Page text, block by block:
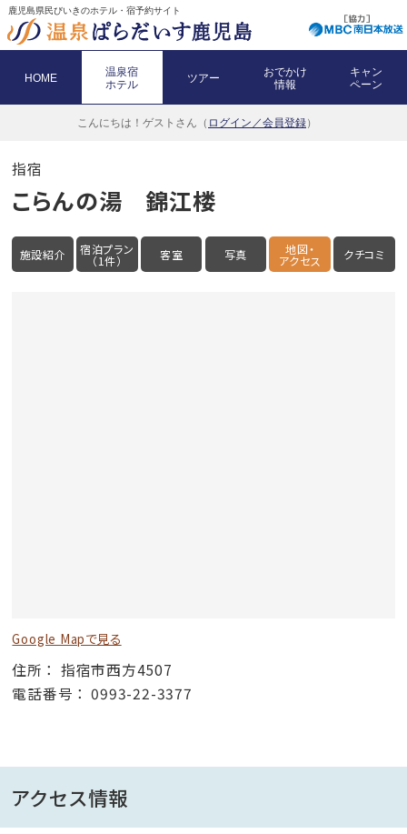
鹿児島県民びいきのホテル・宿予約サイト
HOME
温泉宿
ホテル
ツアー
おでかけ
情報
キャン
ペーン
こんにちは！ ゲストさん（ ログイン／会員登録）
指宿
こらんの湯 錦江楼
施設紹介 宿泊プラン
（1件） 客室 写真 地図・
アクセス クチコミ
Google Mapで見る
住所
指宿市西方4507
電話番号
0993-22-3377
アクセス情報